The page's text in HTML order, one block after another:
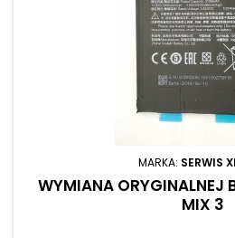
MARKA: SERWIS
WYMIANA ORYGINALNEJ
MIX 3